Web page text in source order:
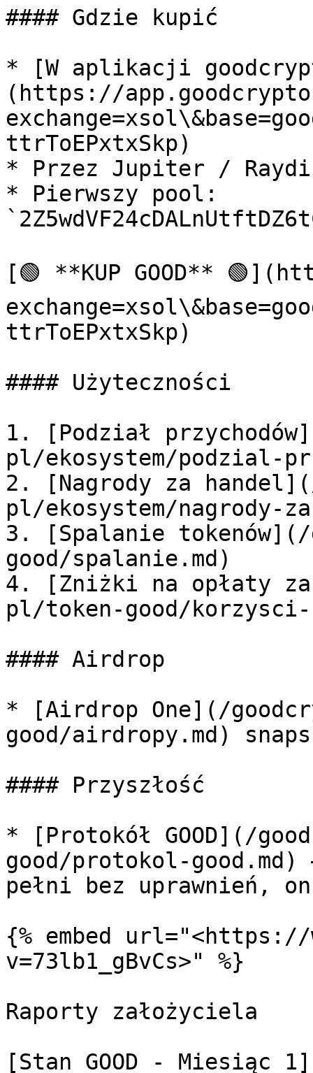
#### Gdzie kupić
* [W aplikacji
(https://
ttrToEPxtxSkp)
* Przez Jupiter /
* Pierwszy pool:
[🟢 **KUP GOOD**
ttrToEPxtxSkp)
#### Użyteczności
1. [Podział
pl/ekosystem/podzial-
2. [Nagrody za
pl/ekosystem/nagrody-
3. [Spalanie
good/spalanie.md)
4. [Zniżki na opłaty
pl/token-good/korzysci-
#### Airdrop
* [Airdrop One](/
good/airdropy.md)
#### Przyszłość
* [Protokół GOOD](/
good/protokol-good.md)
pełni bez uprawnień,
{% embed url="<https://
v=73lb1_gBvCs>" %}
Raporty założyciela
[Stan GOOD - Miesiąc 1]